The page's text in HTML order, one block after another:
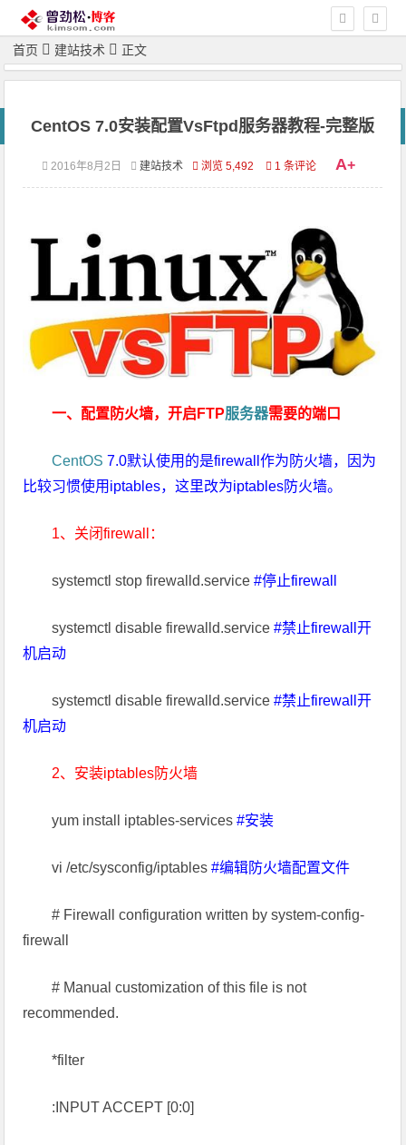
首页 建站技术 正文
CentOS 7.0安装配置VsFtpd服务器教程-完整版
2016年8月2日 建站技术 浏览 5,492 1 条评论 A+
一、配置防火墙，开启FTP服务器需要的端口
CentOS 7.0默认使用的是firewall作为防火墙，因为
比较习惯使用iptables，这里改为iptables防火墙。
1、关闭firewall：
systemctl stop firewalld.service#停止firewall
systemctl disable firewalld.service #禁止firewall开
机启动
systemctl disable firewalld.service #禁止firewall开
机启动
2、安装iptables防火墙
yum install iptables-services#安装
vi /etc/sysconfig/iptables#编辑防火墙配置文件
# Firewall configuration written by system-config-
firewall
# Manual customization of this file is not
recommended.
*filter
:INPUT ACCEPT [0:0]